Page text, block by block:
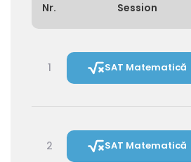
Nr. Session
1 SAT Matematică
2 SAT Matematică